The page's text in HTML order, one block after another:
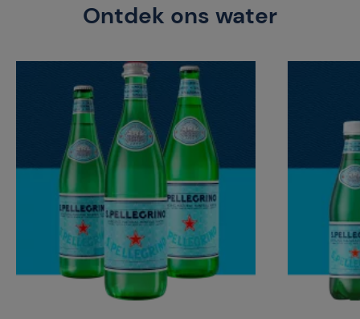
Ontdek ons water